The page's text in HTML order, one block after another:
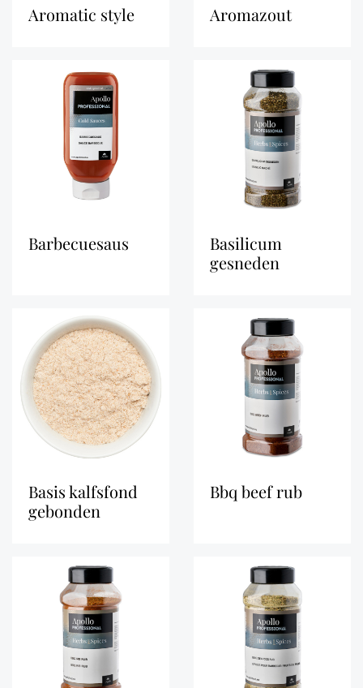
aromatic style aromazout
barbecuesaus
basilicum
gesneden
basis kalfsfond
gebonden
bbq beef rub